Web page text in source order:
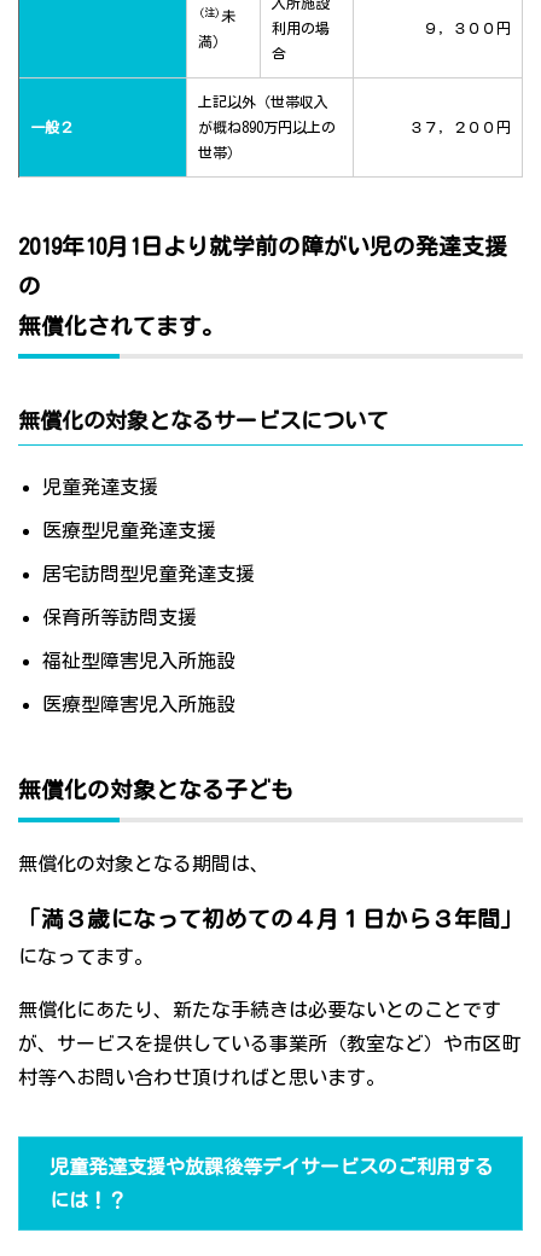
(注) 未
満）
利用の場
合
９，３００円
一般２
上記以外（世帯収入
が概ね890万円以上の
世帯）
３７，２００円
2019年10月1日より就学前の障がい児の発達支援
の
無償化されてます。
無償化の対象となるサービスについて
児童発達支援
医療型児童発達支援
居宅訪問型児童発達支援
保育所等訪問支援
福祉型障害児入所施設
医療型障害児入所施設
無償化の対象となる子ども
無償化の対象となる期間は、
「満３歳になって初めての４月１日から３年間」
になってます。
無償化にあたり、新たな手続きは必要ないとのことです
が、サービスを提供している事業所（教室など）や市区町
村等へお問い合わせ頂ければと思います。
児童発達支援や放課後等デイサービスのご利用する
には！？